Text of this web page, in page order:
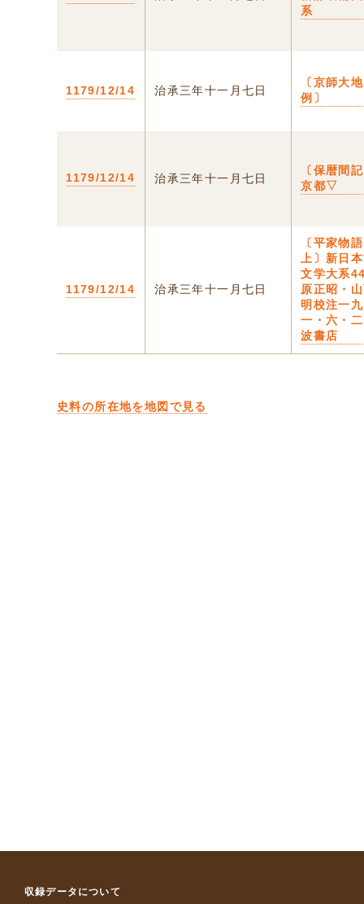
系
1179/12/14 治承三年十一月七日
〔京師大
例〕
1179/12/14 治承三年十一月七日
〔保暦間
京都▽
1179/12/14 治承三年十一月七日
〔平家
上〕新日
文学大系
原正昭・
明校注一
一・六・
波書店
史料の所在地を地図で見る
収録データについて